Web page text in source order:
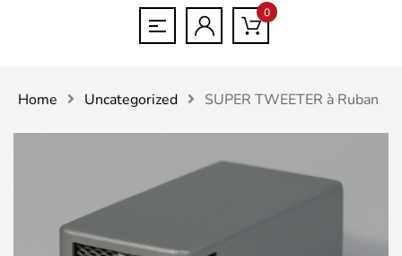
0
Home Uncategorized SUPER TWEETER à Ruban